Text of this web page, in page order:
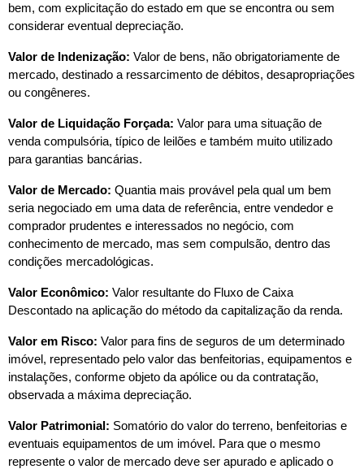
bem, com explicitação do estado em que se encontra ou sem
considerar eventual depreciação.
Valor de Indenização: Valor de bens, não obrigatoriamente de
mercado, destinado a ressarcimento de débitos, desapropriações
ou congêneres.
Valor de Liquidação Forçada: Valor para uma situação de
venda compulsória, típico de leilões e também muito utilizado
para garantias bancárias.
Valor de Mercado: Quantia mais provável pela qual um bem
seria negociado em uma data de referência, entre vendedor e
comprador prudentes e interessados no negócio, com
conhecimento de mercado, mas sem compulsão, dentro das
condições mercadológicas.
Valor Econômico: Valor resultante do Fluxo de Caixa
Descontado na aplicação do método da capitalização da renda.
Valor em Risco: Valor para fins de seguros de um determinado
imóvel, representado pelo valor das benfeitorias, equipamentos e
instalações, conforme objeto da apólice ou da contratação,
observada a máxima depreciação.
Valor Patrimonial: Somatório do valor do terreno, benfeitorias e
eventuais equipamentos de um imóvel. Para que o mesmo
represente o valor de mercado deve ser apurado e aplicado o